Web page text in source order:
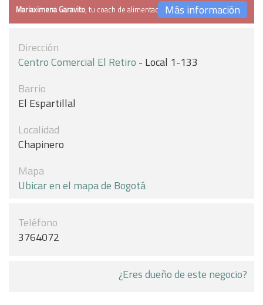
Mariaximena Garavito, tu coach de alimentaciónMás información
Dirección
Centro Comercial El Retiro - Local 1-133
Barrio
El Espartillal
Localidad
Chapinero
Mapa
Ubicar en el mapa de Bogotá
Teléfono
3764072
¿Eres dueño de este negocio?